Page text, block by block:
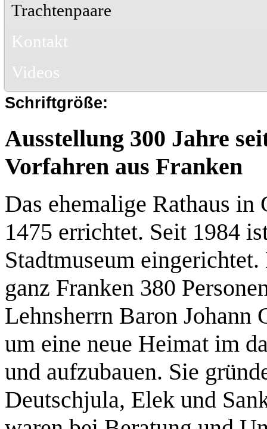
Trachtenpaare
Kontakt
Videos
Schriftgröße:
Ausstellung 300 Jahre
Vorfahren aus Franken
Das ehemalige Rathaus
1475 errichtet. Seit 1984
Stadtmuseum
ganz Franken 380
Lehnsherrn Baron Johann
um eine neue Heimat im
und aufzubauen. Sie
Deutschjula, Elek und